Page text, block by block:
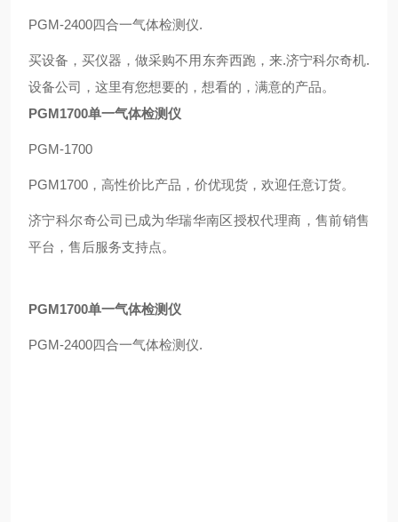
PGM-2400四合一气体检测仪.
买设备，买仪器，做采购不用东奔西跑，来.济宁科尔奇机.
设备公司，这里有您想要的，想看的，满意的产品。
PGM1700单一气体检测仪
PGM-1700
PGM1700，高性价比产品，价优现货，欢迎任意订货。
济宁科尔奇公司已成为华瑞华南区授权代理商，售前销售
平台，售后服务支持点。
PGM1700单一气体检测仪
PGM-2400四合一气体检测仪.